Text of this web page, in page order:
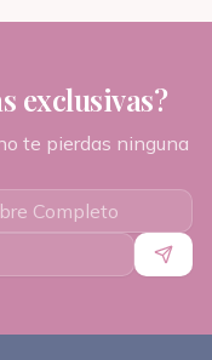
exclusivas?
te pierdas ninguna